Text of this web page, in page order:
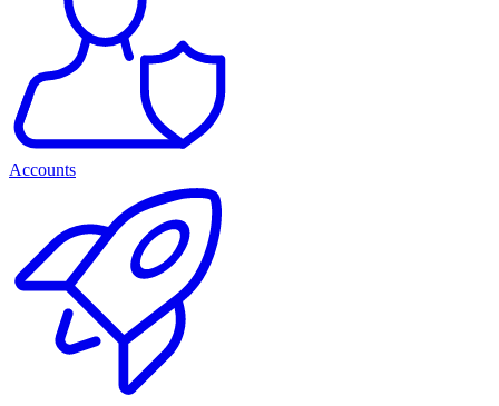
Accounts